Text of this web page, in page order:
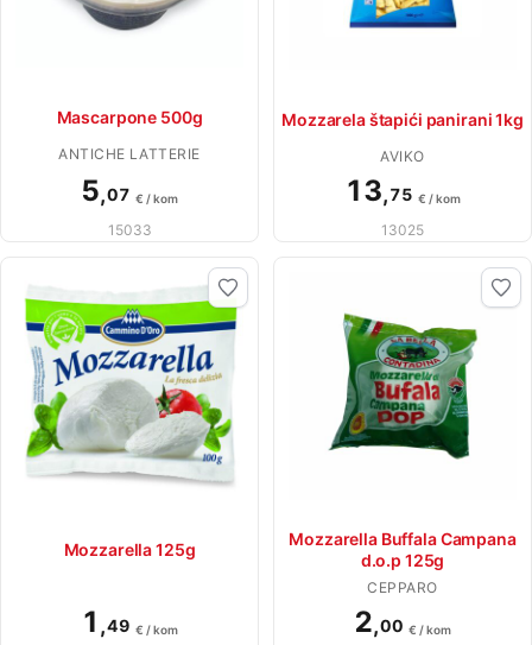
Mascarpone 500g
ANTICHE LATTERIE
5,07 € / kom
15033
Mozzarela štapići panirani 1kg
AVIKO
13,75 € / kom
13025
Mozzarella 125g
1 ,49 € / kom
Mozzarella Buffala Campana
d.o.p 125g
CEPPARO
2,00 € / kom